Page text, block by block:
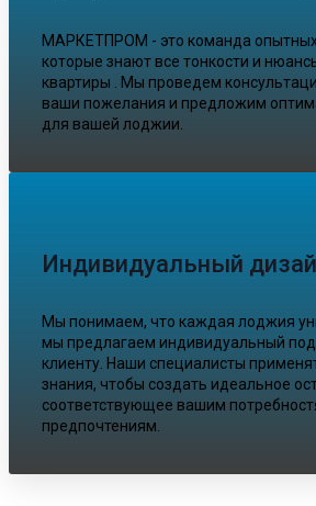
МАРКЕТПРОМ - это команда опытных
которые знают все тонкости и
квартиры . Мы проведем
ваши пожелания и предложим
для вашей лоджии.
Индивидуальный
Мы понимаем, что каждая лоджия
мы предлагаем индивидуальный
клиенту. Наши специалисты
знания, чтобы создать идеальное
соответствующее вашим
предпочтениям.